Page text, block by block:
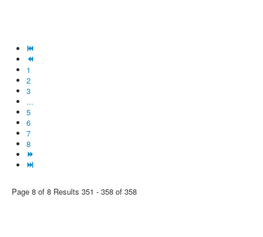
1
2
3
...
5
6
7
8
Page 8 of 8 Results 351 - 358 of 358